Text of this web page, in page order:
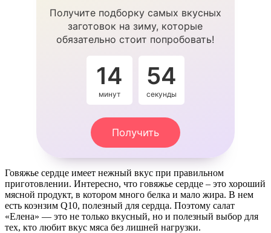
Получите подборку самых вкусных
заготовок на зиму, которые
обязательно стоит попробовать!
14
минут
53
секунды
Получить
Говяжье сердце имеет нежный вкус при правильном
приготовлении. Интересно, что говяжье сердце – это хороший
мясной продукт, в котором много белка и мало жира. В нем
есть коэнзим Q10, полезный для сердца. Поэтому салат
«Елена» — это не только вкусный, но и полезный выбор для
тех, кто любит вкус мяса без лишней нагрузки.